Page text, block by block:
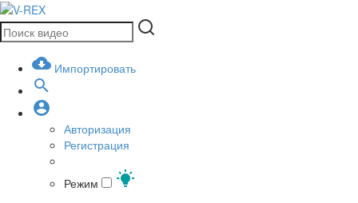
Импортировать
Авторизация
Регистрация
Режим